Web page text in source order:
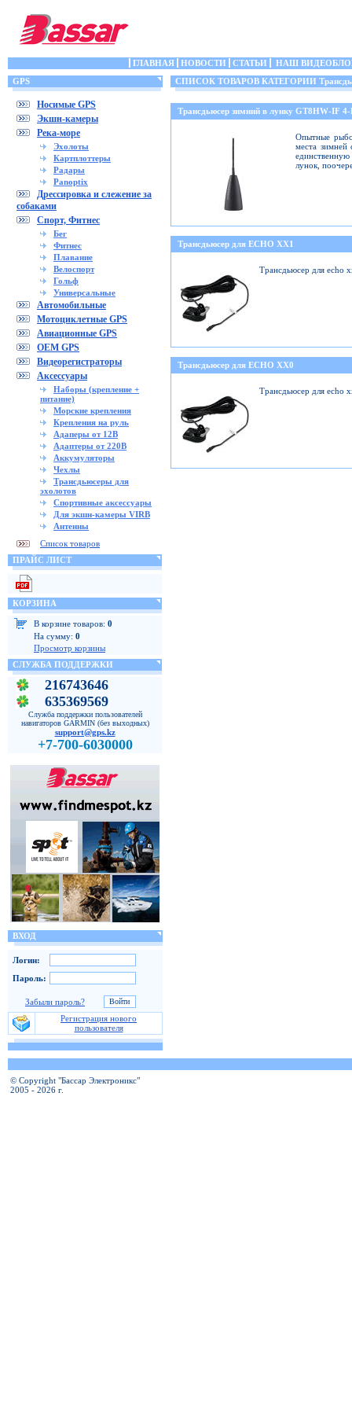
ГЛАВНАЯ НОВОСТИ СТАТЬИ
НАШ
GPS
Носимые GPS
Экшн-камеры
Река-море
Эхолоты
Картплоттеры
Радары
Panoptix
Дрессировка и слежение за
собаками
Спорт, Фитнес
Бег
Фитнес
Плавание
Велоспорт
Гольф
Универсальные
Автомобильные
Мотоциклетные GPS
Авиационные GPS
OEM GPS
Видеорегистраторы
Аксессуары
Наборы (крепление +
питание)
Морские крепления
Крепления на руль
Адаперы от 12В
Адаптеры от 220В
Аккумуляторы
Чехлы
Трансдьюсеры для
эхолотов
Спортивные аксессуары
Для экшн-камеры VIRB
Антенны
Список товаров
ПРАЙС ЛИСТ
КОРЗИНА
В корзине товаров: 0
На сумму: 0
Просмотр корзины
СЛУЖБА ПОДДЕРЖКИ
216743646
635369569
Служба поддержки пользователей
навигаторов GARMIN (без выходных)
support@gps.kz
+7-700-6030000
ВХОД
Логин:
Пароль:
Забыли пароль?
Регистрация нового
пользователя
СПИСОК ТОВАРОВ КАТЕГОРИИ
Трансдьюсер зимний в лунку GT8HW-IF
Опытные
места зимней
лунок,
Трансдьюсер для ECHO XX1
Трансдьюсер для echo
Трансдьюсер для ECHO XX0
Трансдьюсер для echo
© Copyright "Бассар Электроникс"
2005 - 2026 г.